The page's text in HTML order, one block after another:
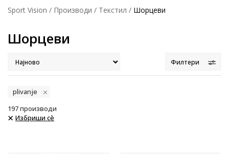
Sport Vision Производи Текстил Шорцеви
Шорцеви
Филтери
plivanje
197производи
Избриши сè